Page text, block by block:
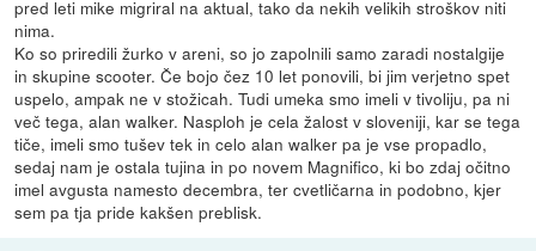
pred leti mike migriral na aktual, tako da nekih velikih stroškov niti
nima.
Ko so priredili žurko v areni, so jo zapolnili samo zaradi nostalgije
in skupine scooter. Če bojo čez 10 let ponovili, bi jim verjetno spet
uspelo, ampak ne v stožicah. Tudi umeka smo imeli v tivoliju, pa ni
več tega, alan walker. Nasploh je cela žalost v sloveniji, kar se tega
tiče, imeli smo tušev tek in celo alan walker pa je vse propadlo,
sedaj nam je ostala tujina in po novem Magnifico, ki bo zdaj očitno
imel avgusta namesto decembra, ter cvetličarna in podobno, kjer
sem pa tja pride kakšen preblisk.